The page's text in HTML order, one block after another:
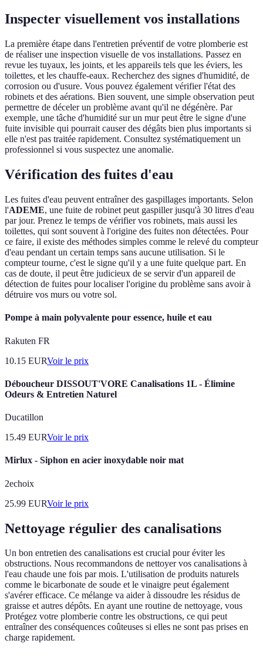
Inspecter visuellement vos installations
La première étape dans l'entretien préventif de votre plomberie est
de réaliser une inspection visuelle de vos installations. Passez en
revue les tuyaux, les joints, et les appareils tels que les éviers, les
toilettes, et les chauffe-eaux. Recherchez des signes d'humidité, de
corrosion ou d'usure. Vous pouvez également vérifier l'état des
robinets et des aérations. Bien souvent, une simple observation peut
permettre de déceler un problème avant qu'il ne dégénère. Par
exemple, une tâche d'humidité sur un mur peut être le signe d'une
fuite invisible qui pourrait causer des dégâts bien plus importants si
elle n'est pas traitée rapidement. Consultez systématiquement un
professionnel si vous suspectez une anomalie.
Vérification des fuites d'eau
Les fuites d'eau peuvent entraîner des gaspillages importants. Selon
l'ADEME, une fuite de robinet peut gaspiller jusqu'à 30 litres d'eau
par jour. Prenez le temps de vérifier vos robinets, mais aussi les
toilettes, qui sont souvent à l'origine des fuites non détectées. Pour
ce faire, il existe des méthodes simples comme le relevé du compteur
d'eau pendant un certain temps sans aucune utilisation. Si le
compteur tourne, c'est le signe qu'il y a une fuite quelque part. En
cas de doute, il peut être judicieux de se servir d'un appareil de
détection de fuites pour localiser l'origine du problème sans avoir à
détruire vos murs ou votre sol.
Pompe à main polyvalente pour essence, huile et eau
Rakuten FR
10.15 EURVoir le prix
Déboucheur DISSOUT'VORE Canalisations 1L - Élimine
Odeurs & Entretien Naturel
Ducatillon
15.49 EURVoir le prix
Mirlux - Siphon en acier inoxydable noir mat
2echoix
25.99 EURVoir le prix
Nettoyage régulier des canalisations
Un bon entretien des canalisations est crucial pour éviter les
obstructions. Nous recommandons de nettoyer vos canalisations à
l'eau chaude une fois par mois. L'utilisation de produits naturels
comme le bicarbonate de soude et le vinaigre peut également
s'avérer efficace. Ce mélange va aider à dissoudre les résidus de
graisse et autres dépôts. En ayant une routine de nettoyage, vous
Protégez votre plomberie contre les obstructions, ce qui peut
entraîner des conséquences coûteuses si elles ne sont pas prises en
charge rapidement.